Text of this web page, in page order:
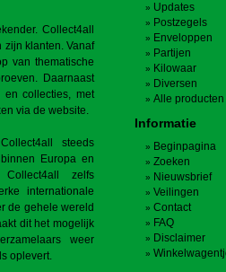
Collect4all
zijn klanten. Vanaf
van thematische
Daarnaast
en collecties, met
via de website.
steeds
Europa en
zelfs
internationale
de gehele wereld
dit het mogelijk
weer
oplevert.
Updates
Postzegels
Enveloppen
Partijen
Kilowaar
Diversen
Alle producten
Informatie
Beginpagina
Zoeken
Nieuwsbrief
Veilingen
Contact
FAQ
Disclaimer